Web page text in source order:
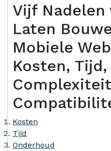
Vijf Nadelen
Laten
Mobiele
Kosten,
Kosten
Tijd
Onderhoud